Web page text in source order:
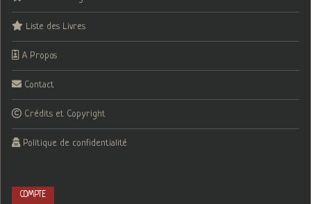
Liste des Livres
A Propos
Contact
Crédits et Copyright
Politique de confidentialité
COMPTE